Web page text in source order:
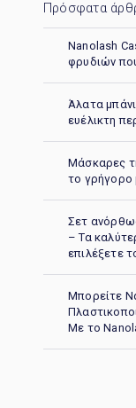
Πρόσφατα
Nanolash
φρυδιών
Άλατα
ευέλικτη
Μάσκαρες
το γρήγορο
Σετ
– Τα
επιλέξετε
Μπορείτε
Με το